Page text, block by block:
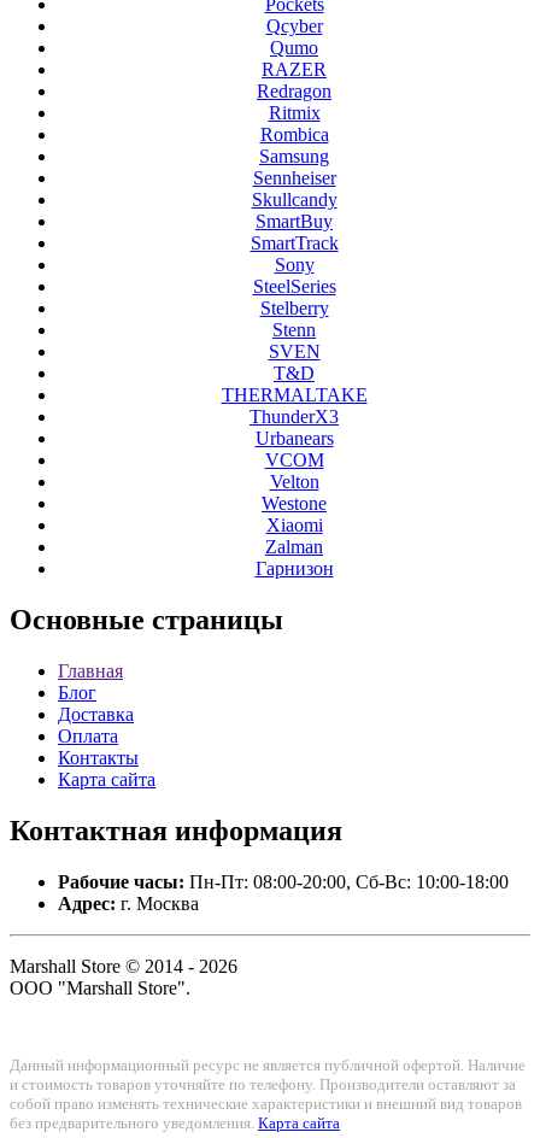
Pockets
Qcyber
Qumo
RAZER
Redragon
Ritmix
Rombica
Samsung
Sennheiser
Skullcandy
SmartBuy
SmartTrack
Sony
SteelSeries
Stelberry
Stenn
SVEN
T&D
THERMALTAKE
ThunderX3
Urbanears
VCOM
Velton
Westone
Xiaomi
Zalman
Гарнизон
Основные страницы
Главная
Блог
Доставка
Оплата
Контакты
Карта сайта
Контактная информация
Рабочие часы: Пн-Пт: 08:00-20:00, Сб-Вс: 10:00-18:00
Адрес: г. Москва
Marshall Store © 2014 - 2026
ООО "Marshall Store".
Данный информационный ресурс не является публичной офертой. Наличие
и стоимость товаров уточняйте по телефону. Производители оставляют за
собой право изменять технические характеристики и внешний вид товаров
без предварительного уведомления. Карта сайта